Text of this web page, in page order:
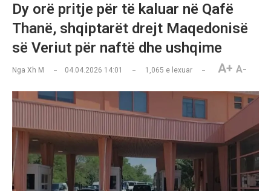
Dy orë pritje për të kaluar në Qafë
Thanë, shqiptarët drejt Maqedonisë
së Veriut për naftë dhe ushqime
Nga Xh M 04.04.2026 14:01 1,065 e lexuar A+ A-